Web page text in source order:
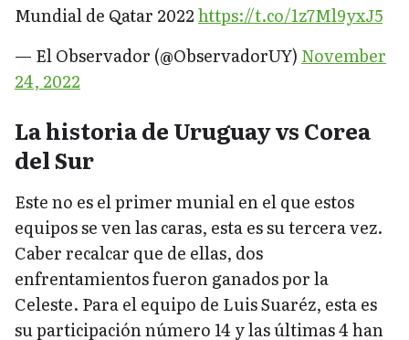
Mundial de Qatar 2022https://t.co/1z7Ml9yxJ5
— El Observador (@ObservadorUY) November
24, 2022
La historia de Uruguay vs Corea
del Sur
Este no es el primer munial en el que estos
equipos se ven las caras, esta es su tercera vez.
Caber recalcar que de ellas, dos
enfrentamientos fueron ganados por la
Celeste. Para el equipo de Luis Suaréz, esta es
su participación número 14 y las últimas 4 han